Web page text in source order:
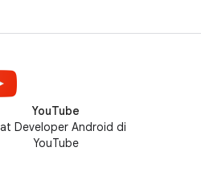
YouTube
Developer Android di
YouTube